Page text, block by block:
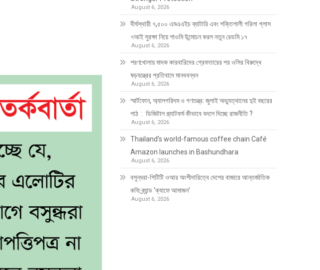
August 6, 2026
দীর্ঘস্থায়ী ৭,৫০০ এমএএইচ ব্যাটারি এবং শক্তিশালী গরিলা গ্লাস
৭আই সুরক্ষা নিয়ে শাওমি উন্মোচন করল নতুন রেডমি ১৭
August 6, 2026
শরণখোলায় মাদক কারবারিদের গ্রেফতারের পর ওসির বিরুদ্ধে
ষড়যন্ত্রের প্রতিবাদে মানববন্ধন
August 6, 2026
স্মার্টফোন, অ্যালগরিদম ও গণতন্ত্র: জুলাই অভ্যুত্থানের দুই বছরের
পাঠ : ডিজিটাল প্ল্যাটফর্ম কীভাবে বদলে দিচ্ছে রাজনীতি ?
August 6, 2026
Thailand’s world-famous coffee chain Café
Amazon launches in Bashundhara
August 6, 2026
বসুন্ধরা-পিটিটি ওআর অংশীদারিত্বে দেশের বাজারে আন্তর্জাতিক
কফি ব্র্যান্ড ‘ক্যাফে আমাজন’
August 6, 2026